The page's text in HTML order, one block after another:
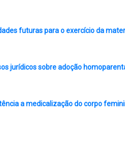
futuras para o exercício da
jurídicos sobre adoção
a medicalização do corpo